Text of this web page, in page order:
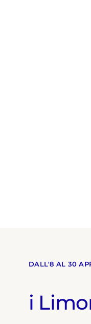
DALL'8 AL 30
i